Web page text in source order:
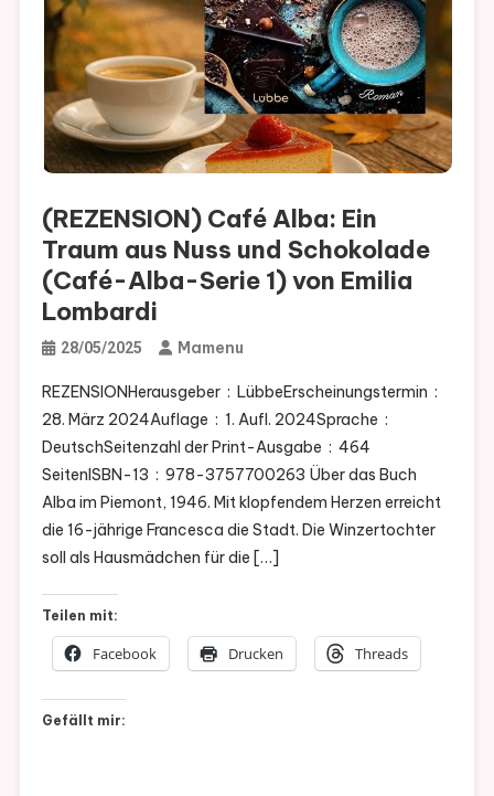
(REZENSION) Café Alba: Ein
Traum aus Nuss und Schokolade
(Café-Alba-Serie 1) von Emilia
Lombardi
28/05/2025 Mamenu
REZENSIONHerausgeber ‏ : ‎ LübbeErscheinungstermin ‏ : ‎
28. März 2024Auflage ‏ : ‎ 1. Aufl. 2024Sprache ‏ : ‎
DeutschSeitenzahl der Print-Ausgabe ‏ : ‎ 464
SeitenISBN-13 ‏ : ‎ 978-3757700263 Über das Buch
Alba im Piemont, 1946. Mit klopfendem Herzen erreicht
die 16-jährige Francesca die Stadt. Die Winzertochter
soll als Hausmädchen für die […]
Teilen mit:
Facebook Drucken Threads
Gefällt mir: